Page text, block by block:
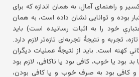
و راهنمای آمال، به همان اندازه که برای
بوده و توانایی نشان داده است، به همان
خود را به اثبات رسانیده است) باید
تجربه و نتیجهٔ تجربه‌ای تازه‌تر لازم دارد.
کهنه است. باید از نتیجهٔ عملیات دیگران
بد بود یا خوب، کافی بود یا ناکافی، لازم بود
و کافی بود به صرف خوب و یا کافی بودن،